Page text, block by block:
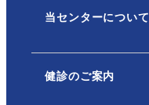
当センターについて
健診のご案内